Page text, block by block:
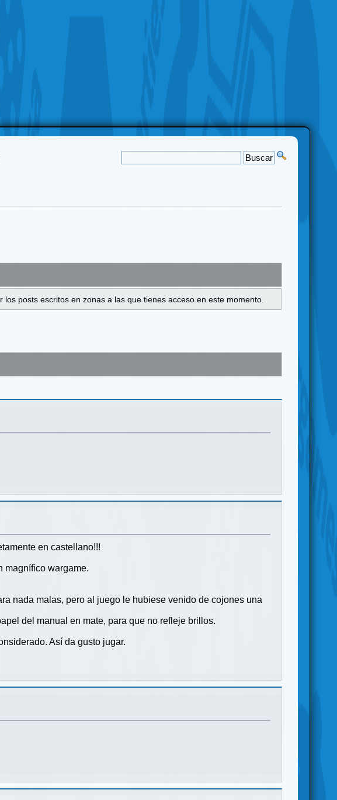
posts escritos en zonas a las que tienes acceso en este momento.
en castellano!!!
magnífico wargame.
nada malas, pero al juego le hubiese venido de cojones una
del manual en mate, para que no refleje brillos.
Así da gusto jugar.